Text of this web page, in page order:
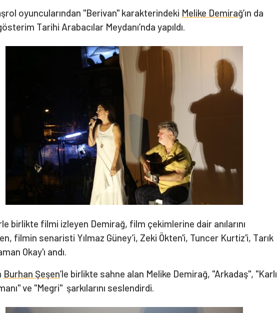
oyuncularından "Berivan" karakterindeki Melike Demirağ’ın da
Tarihi Arabacılar Meydanı’nda yapıldı.
birlikte filmi izleyen Demirağ, film çekimlerine dair anılarını
filmin senaristi Yılmaz Güney’i, Zeki Ökten'i, Tuncer Kurtiz'i, Tarık
Okay'ı andı.
Burhan Şeşen’le birlikte sahne alan Melike Demirağ, "Arkadaş", "Karlı
ve "Megri" şarkılarını seslendirdi.